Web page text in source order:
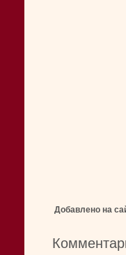
Добавлено на